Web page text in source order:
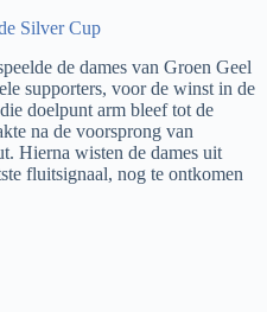
Silver Cup
de dames van Groen Geel
supporters, voor de winst in de
doelpunt arm bleef tot de
na de voorsprong van
Hierna wisten de dames uit
fluitsignaal, nog te ontkomen